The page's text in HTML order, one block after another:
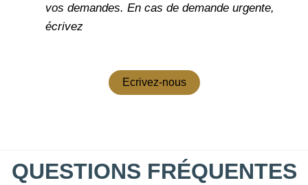
vos demandes. En cas de demande urgente,
écrivez
Ecrivez-nous
QUESTIONS FRÉQUENTES